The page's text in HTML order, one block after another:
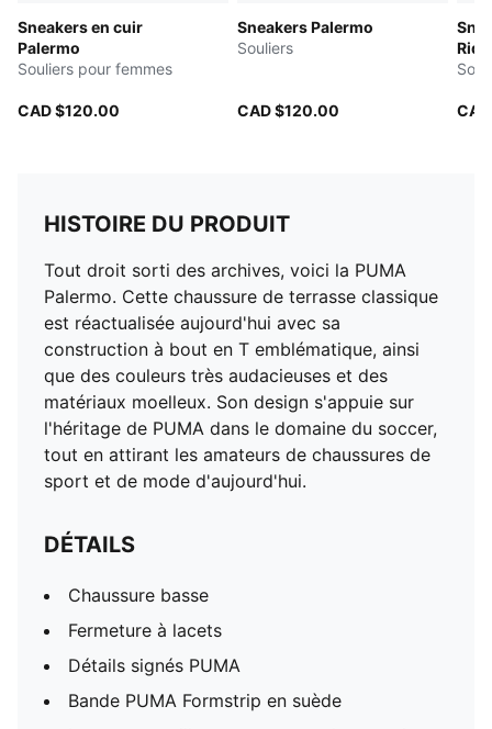
Sneakers en cuir
Palermo
Souliers pour femmes
CAD $120.00
Sneakers Palermo
Souliers
CAD $120.00
HISTOIRE DU PRODUIT
Tout droit sorti des archives, voici la PUMA
Palermo. Cette chaussure de terrasse classique
est réactualisée aujourd'hui avec sa
construction à bout en T emblématique, ainsi
que des couleurs très audacieuses et des
matériaux moelleux. Son design s'appuie sur
l'héritage de PUMA dans le domaine du soccer,
tout en attirant les amateurs de chaussures de
sport et de mode d'aujourd'hui.
DÉTAILS
Chaussure basse
Fermeture à lacets
Détails signés PUMA
Bande PUMA Formstrip en suède